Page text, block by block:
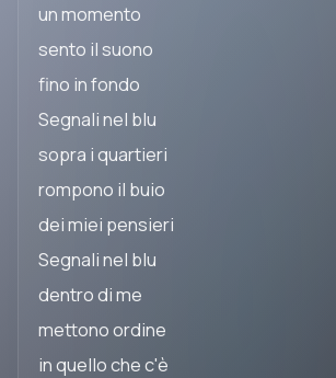
un momento
sento il suono
fino in fondo
Segnali nel blu
sopra i quartieri
rompono il buio
dei miei pensieri
Segnali nel blu
dentro di me
mettono ordine
in quello che c'è